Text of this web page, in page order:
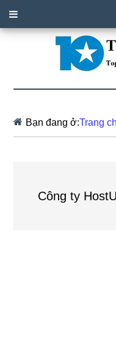
Bạn đang ở:Trang
Công ty